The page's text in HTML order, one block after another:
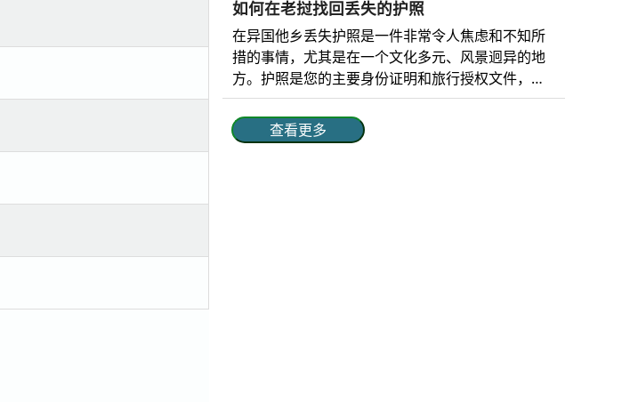
亚地区知名度不高，但它却是自然爱好者...
速的互联网。 老挝比林 10% 覆盖城市和半城市地
区，农村地区覆盖范围有限。 ...
老挝单人旅行者电子签证 老挝电子签证是一种在线
旅行授权，方便独自旅行者无需前往大使馆即可申
请入境老挝。一般来说，电子签证适用于大多数国
家，有效期为30天；旅行者只需在线填写申请表、
的主要入境口岸（包括主要机场和陆路边境）均可
如何在老挝找回丢失的护照
在异国他乡丢失护照是一件非常令人焦虑和不知所
措的事情，尤其是在一个文化多元、风景迥异的地
方。护照是您的主要身份证明和旅行授权文件，丢
失或被盗会打乱您的计划，令人焦虑不安。虽然充
满挑战，但只要做好充分的准备并采取正确的步
骤，这种情况是可以解决的。无论是游客还是长期
查看更多